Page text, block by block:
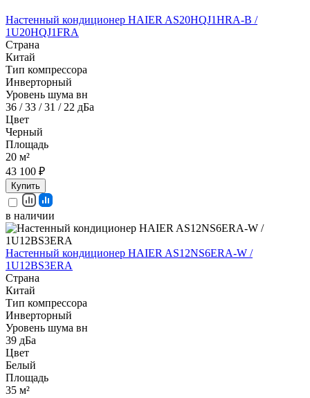
Настенный кондиционер HAIER AS20HQJ1HRA-B /
1U20HQJ1FRA
Страна
Китай
Тип компрессора
Инверторный
Уровень шума вн
36 / 33 / 31 / 22 дБа
Цвет
Черный
Площадь
20 м²
43 100 ₽
Купить
в наличии
Настенный кондиционер HAIER AS12NS6ERA-W /
1U12BS3ERA
Страна
Китай
Тип компрессора
Инверторный
Уровень шума вн
39 дБа
Цвет
Белый
Площадь
35 м²